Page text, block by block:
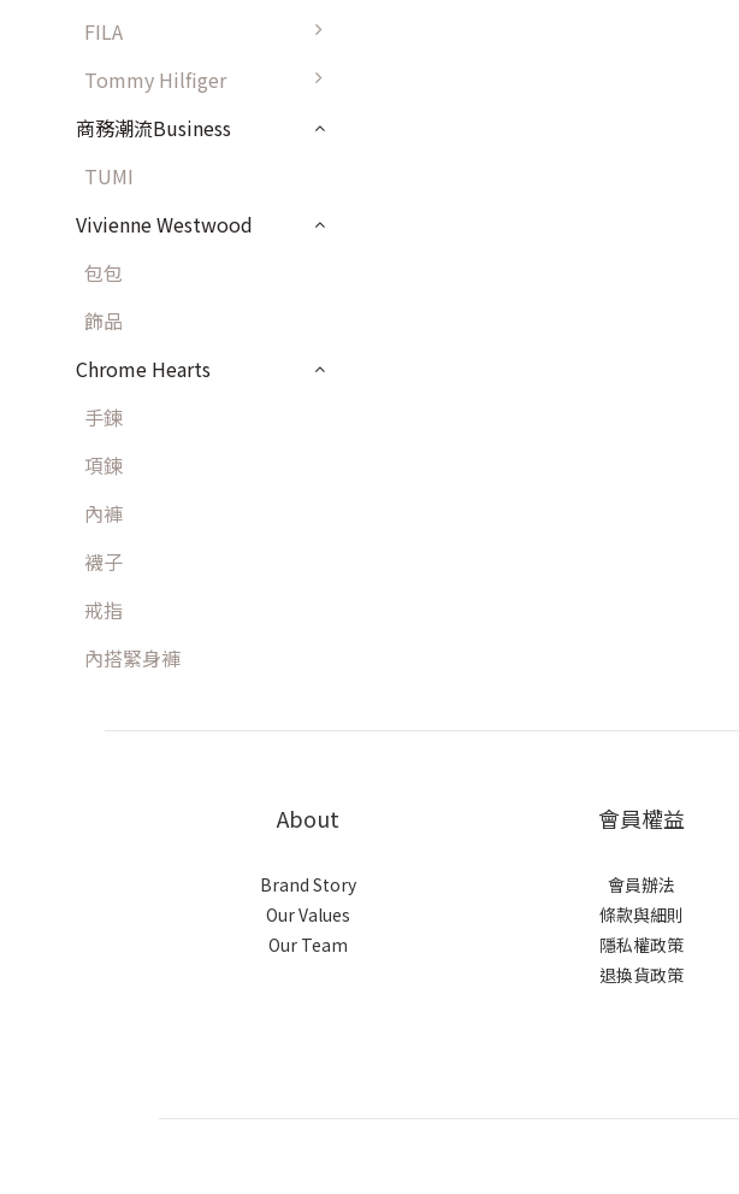
FILA
Tommy Hilfiger
商務潮流Business
TUMI
Vivienne Westwood
包包
飾品
Chrome Hearts
手鍊
項鍊
內褲
襪子
戒指
內搭緊身褲
About
Brand Story
Our Values
Our Team
會員權益
會員辦法
條款與細則
隱私權政策
退換貨政策